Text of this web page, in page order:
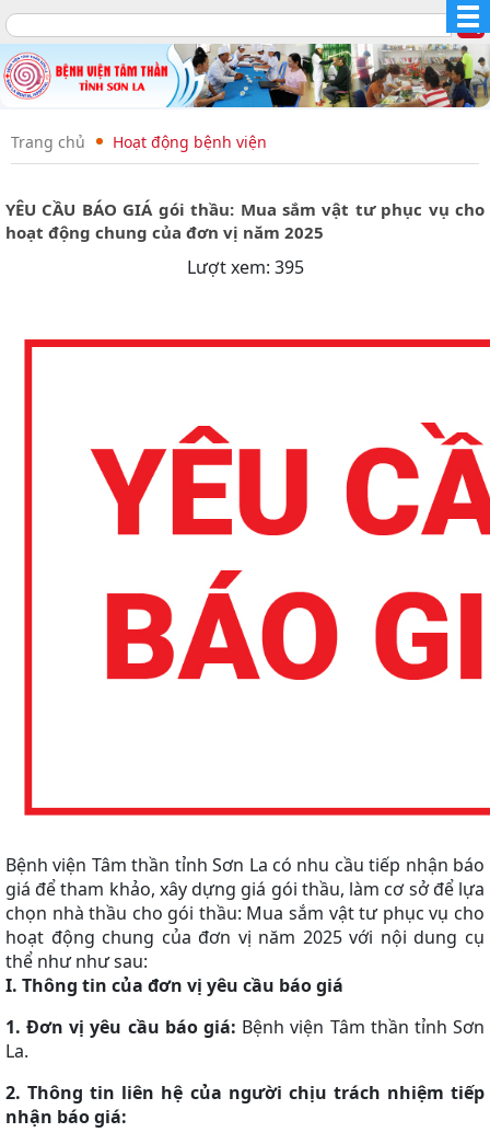
Trang chủ Hoạt động bệnh viện
YÊU CẦU BÁO GIÁ gói thầu: Mua sắm vật tư phục vụ cho
hoạt động chung của đơn vị năm 2025
Lượt xem: 395
Bệnh viện Tâm thần tỉnh Sơn La có nhu cầu tiếp nhận báo
giá để tham khảo, xây dựng giá gói thầu, làm cơ sở để lựa
chọn nhà thầu cho gói thầu: Mua sắm vật tư phục vụ cho
hoạt động chung của đơn vị năm 2025 với nội dung cụ
thể như như sau:
I. Thông tin của đơn vị yêu cầu báo giá
1. Đơn vị yêu cầu báo giá: Bệnh viện Tâm thần tỉnh Sơn
La.
2. Thông tin liên hệ của người chịu trách nhiệm tiếp
nhận báo giá: